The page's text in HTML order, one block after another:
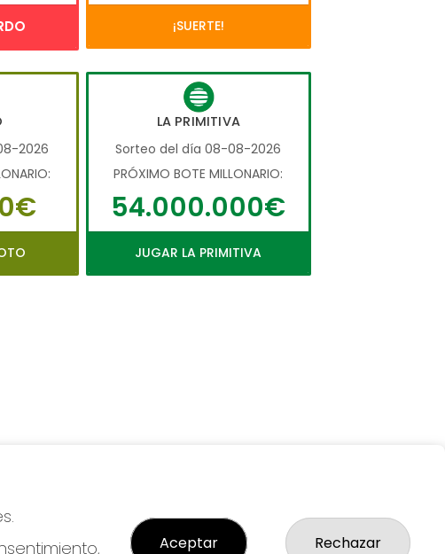
¡SUERTE!
2026
LA PRIMITIVA
Sorteo del día 08-08-2026
PRÓXIMO BOTE MILLONARIO:
54.000.000€
JUGAR LA PRIMITIVA
Aceptar Rechazar